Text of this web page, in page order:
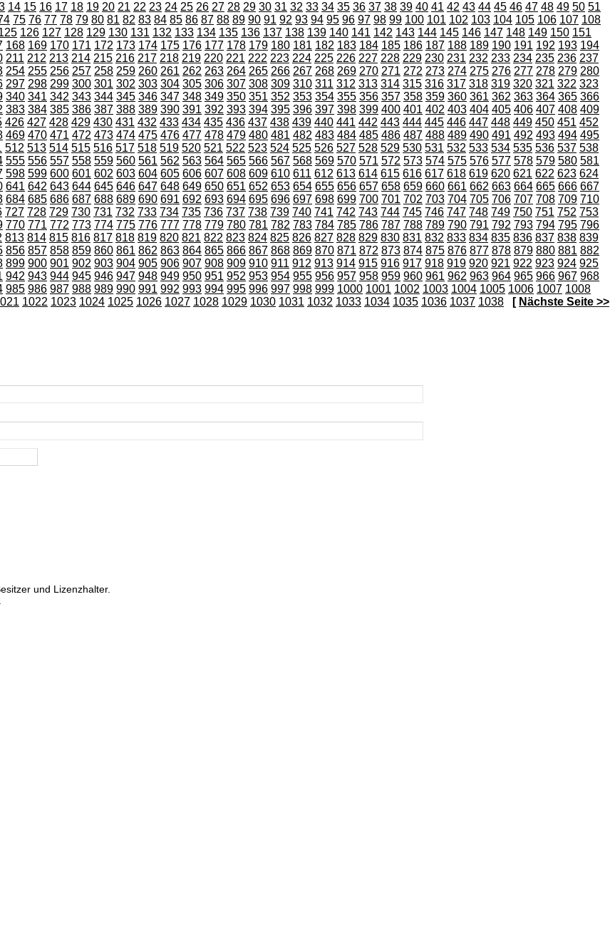
14 15 16 17 18 19 20 21 22 23 24 25 26 27 28 29 30 31 32 33 34 35 36 37 38 39 40 41 42 43 44 45 46 47 48 49 50 51
75 76 77 78 79 80 81 82 83 84 85 86 87 88 89 90 91 92 93 94 95 96 97 98 99 100 101 102 103 104 105 106 107 108
126 127 128 129 130 131 132 133 134 135 136 137 138 139 140 141 142 143 144 145 146 147 148 149 150 151
168 169 170 171 172 173 174 175 176 177 178 179 180 181 182 183 184 185 186 187 188 189 190 191 192 193 194
211 212 213 214 215 216 217 218 219 220 221 222 223 224 225 226 227 228 229 230 231 232 233 234 235 236 237
254 255 256 257 258 259 260 261 262 263 264 265 266 267 268 269 270 271 272 273 274 275 276 277 278 279 280
297 298 299 300 301 302 303 304 305 306 307 308 309 310 311 312 313 314 315 316 317 318 319 320 321 322 323
340 341 342 343 344 345 346 347 348 349 350 351 352 353 354 355 356 357 358 359 360 361 362 363 364 365 366
383 384 385 386 387 388 389 390 391 392 393 394 395 396 397 398 399 400 401 402 403 404 405 406 407 408 409
426 427 428 429 430 431 432 433 434 435 436 437 438 439 440 441 442 443 444 445 446 447 448 449 450 451 452
469 470 471 472 473 474 475 476 477 478 479 480 481 482 483 484 485 486 487 488 489 490 491 492 493 494 495
512 513 514 515 516 517 518 519 520 521 522 523 524 525 526 527 528 529 530 531 532 533 534 535 536 537 538
555 556 557 558 559 560 561 562 563 564 565 566 567 568 569 570 571 572 573 574 575 576 577 578 579 580 581
598 599 600 601 602 603 604 605 606 607 608 609 610 611 612 613 614 615 616 617 618 619 620 621 622 623 624
641 642 643 644 645 646 647 648 649 650 651 652 653 654 655 656 657 658 659 660 661 662 663 664 665 666 667
684 685 686 687 688 689 690 691 692 693 694 695 696 697 698 699 700 701 702 703 704 705 706 707 708 709 710
727 728 729 730 731 732 733 734 735 736 737 738 739 740 741 742 743 744 745 746 747 748 749 750 751 752 753
770 771 772 773 774 775 776 777 778 779 780 781 782 783 784 785 786 787 788 789 790 791 792 793 794 795 796
813 814 815 816 817 818 819 820 821 822 823 824 825 826 827 828 829 830 831 832 833 834 835 836 837 838 839
856 857 858 859 860 861 862 863 864 865 866 867 868 869 870 871 872 873 874 875 876 877 878 879 880 881 882
899 900 901 902 903 904 905 906 907 908 909 910 911 912 913 914 915 916 917 918 919 920 921 922 923 924 925
942 943 944 945 946 947 948 949 950 951 952 953 954 955 956 957 958 959 960 961 962 963 964 965 966 967 968
985 986 987 988 989 990 991 992 993 994 995 996 997 998 999 1000 1001 1002 1003 1004 1005 1006 1007 1008
1022 1023 1024 1025 1026 1027 1028 1029 1030 1031 1032 1033 1034 1035 1036 1037 1038 [ Nächste Seite >>
und Lizenzhalter.
.